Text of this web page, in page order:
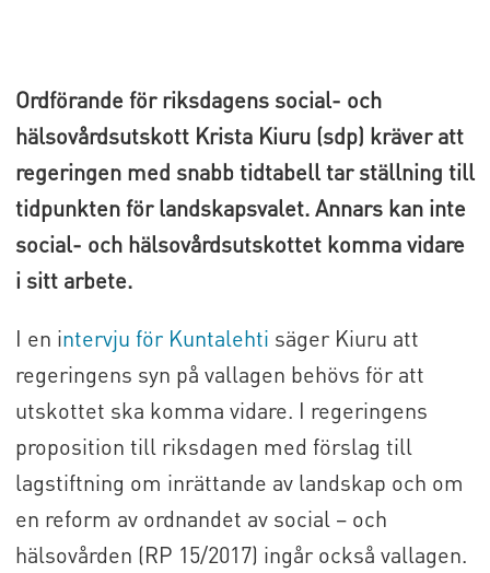
Ordförande för riksdagens social- och
hälsovårdsutskott Krista Kiuru (sdp) kräver att
regeringen med snabb tidtabell tar ställning till
tidpunkten för landskapsvalet. Annars kan inte
social- och hälsovårdsutskottet komma vidare
i sitt arbete.
I en intervju för Kuntalehti säger Kiuru att
regeringens syn på vallagen behövs för att
utskottet ska komma vidare. I regeringens
proposition till riksdagen med förslag till
lagstiftning om inrättande av landskap och om
en reform av ordnandet av social – och
hälsovården (RP 15/2017) ingår också vallagen.